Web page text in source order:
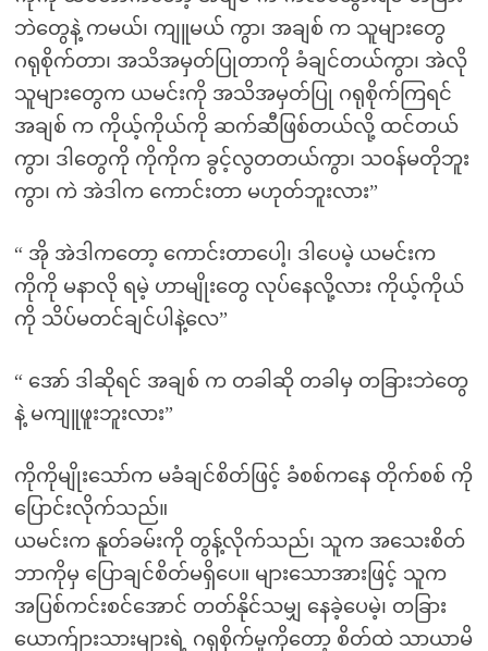
ဘဲတွေနဲ့ ကမယ်၊ ကျူမယ် ကွာ၊ အချစ် က သူများတွေ
ဂရုစိုက်တာ၊ အသိအမှတ်ပြုတာကို ခံချင်တယ်ကွာ၊ အဲလို
သူများတွေက ယမင်းကို အသိအမှတ်ပြု ဂရုစိုက်ကြရင်
အချစ် က ကိုယ့်ကိုယ်ကို ဆက်ဆီဖြစ်တယ်လို့ ထင်တယ်
ကွာ၊ ဒါတွေကို ကိုကိုက ခွင့်လွတတယ်ကွာ၊ သဝန်မတိုဘူး
ကွာ၊ ကဲ အဲဒါက ကောင်းတာ မဟုတ်ဘူးလား”
“ အို အဲဒါကတော့ ကောင်းတာပေါ့၊ ဒါပေမဲ့ ယမင်းက
ကိုကို မနာလို ရမဲ့ ဟာမျိုးတွေ လုပ်နေလို့လား ကိုယ့်ကိုယ်
ကို သိပ်မတင်ချင်ပါနဲ့လေ”
“ အော် ဒါဆိုရင် အချစ် က တခါဆို တခါမှ တခြားဘဲတွေ
နဲ့ မကျူဖူးဘူးလား”
ကိုကိုမျိုးသော်က မခံချင်စိတ်ဖြင့် ခံစစ်ကနေ တိုက်စစ် ကို
ပြောင်းလိုက်သည်။
ယမင်းက နူတ်ခမ်းကို တွန့်လိုက်သည်၊ သူက အသေးစိတ်
ဘာကိုမှ ပြောချင်စိတ်မရှိပေ။ များသောအားဖြင့် သူက
အပြစ်ကင်းစင်အောင် တတ်နိုင်သမျှ နေခဲ့ပေမဲ့၊ တခြား
ယောက်ျားသားများရဲ့ ဂရုစိုက်မှုကိုတော့ စိတ်ထဲ သာယာမိ